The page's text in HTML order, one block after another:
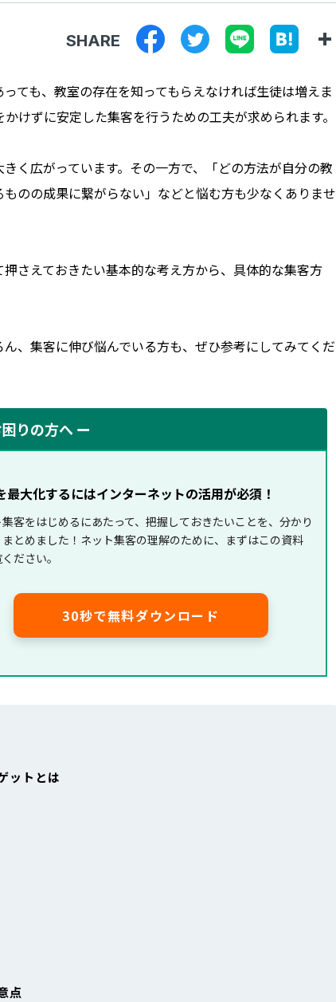
SHARE
ても、教室の存在を知ってもらえなければ生徒は増えま
けずに安定した集客を行うための工夫が求められます。
く広がっています。その一方で、「どの方法が自分の教
のの成果に繋がらない」などと悩む方も少なくありませ
さえておきたい基本的な考え方から、具体的な集客方
、集客に伸び悩んでいる方も、ぜひ参考にしてみてくだ
りの方へ ー
最大化するにはインターネットの活用が必須！
客をはじめるにあたって、把握しておきたいことを、分かり
とめました！ネット集客の理解のために、まずはこの資料
ださい。
30秒で無料ダウンロード
ットとは
点